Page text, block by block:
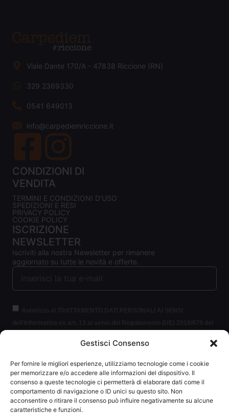
Gestisci Consenso
Per fornire le migliori esperienze, utilizziamo tecnologie come i cookie
per memorizzare e/o accedere alle informazioni del dispositivo. Il
consenso a queste tecnologie ci permetterà di elaborare dati come il
comportamento di navigazione o ID unici su questo sito. Non
acconsentire o ritirare il consenso può influire negativamente su alcune
caratteristiche e funzioni.
Viale Dante 170/A - 47838 Riccione (RN)
329 2369330
0541 649013
info@carpediemriccione.it
CONDIZIONI DI
VENDITA
TERMINI E CONDIZIONI D'USO
SPEDIZIONI E RESI
PRIVACY POLICY
COOKIE POLICY
ISCRIZIONE
NEWSLETTER
Iscriviti alla nostra Newsletter per rimanere
aggiornato su tutte le novità e offerte.
protezione delle persone fisiche con riguardo al trattamento dei dati
informazioni.
ISCRIVITI ALLA NEWSLETTER